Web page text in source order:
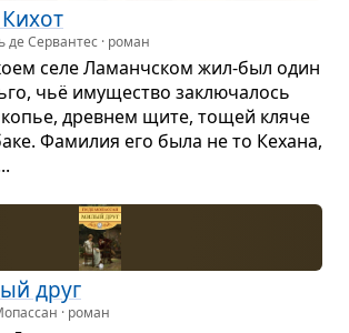
де Сервантес · роман
селе Ламан­ч­ском жил-был один
чьё иму­ще­ство заклю­ча­лось
древ­нем щите, тощей кляче
Фами­лия его была не то Кехана,
друг
· роман